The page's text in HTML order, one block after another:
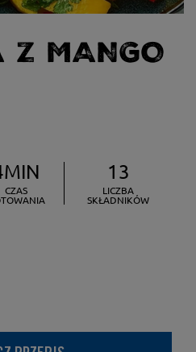
Z MANGO
CZAS
13
LICZBA
SKŁADNIKÓW